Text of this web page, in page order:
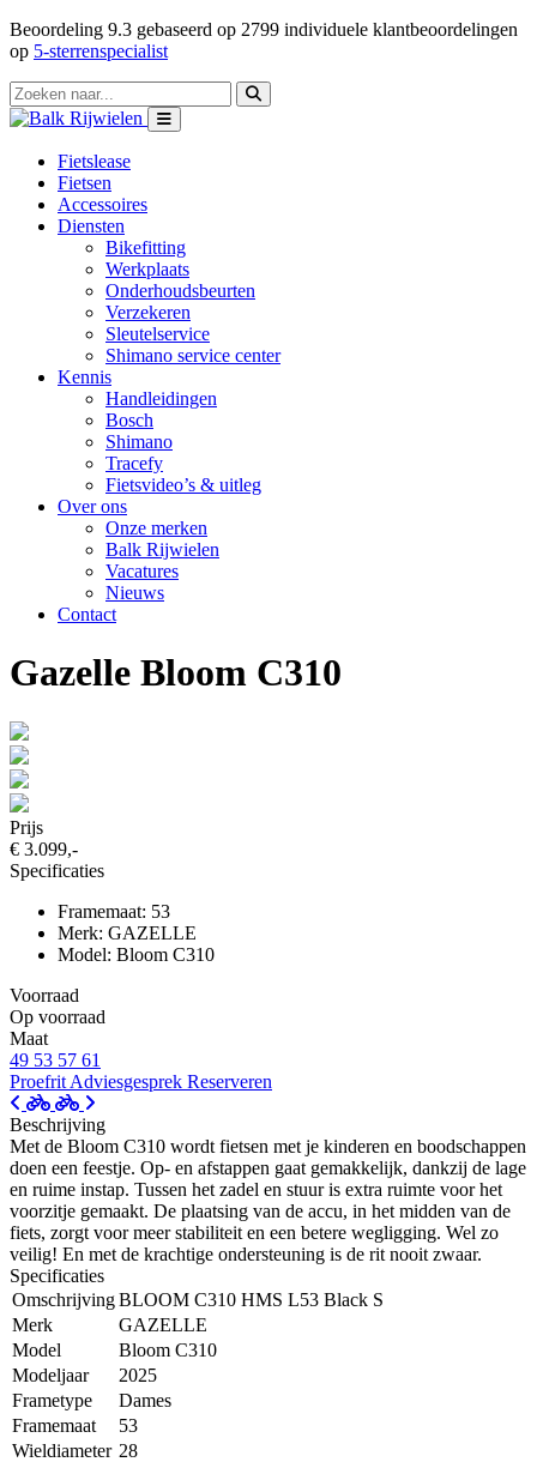
Beoordeling 9.3 gebaseerd op 2799 individuele klantbeoordelingen
op 5-sterrenspecialist
Fietslease
Fietsen
Accessoires
Diensten
Bikefitting
Werkplaats
Onderhoudsbeurten
Verzekeren
Sleutelservice
Shimano service center
Kennis
Handleidingen
Bosch
Shimano
Tracefy
Fietsvideo’s & uitleg
Over ons
Onze merken
Balk Rijwielen
Vacatures
Nieuws
Contact
Gazelle Bloom C310
Prijs
€ 3.099,-
Specificaties
Framemaat: 53
Merk: GAZELLE
Model: Bloom C310
Voorraad
Op voorraad
Maat
49 53 57 61
Proefrit Adviesgesprek Reserveren
Beschrijving
Met de Bloom C310 wordt fietsen met je kinderen en boodschappen
doen een feestje. Op- en afstappen gaat gemakkelijk, dankzij de lage
en ruime instap. Tussen het zadel en stuur is extra ruimte voor het
voorzitje gemaakt. De plaatsing van de accu, in het midden van de
fiets, zorgt voor meer stabiliteit en een betere wegligging. Wel zo
veilig! En met de krachtige ondersteuning is de rit nooit zwaar.
Specificaties
OmschrijvingBLOOM C310 HMS L53 Black S
Merk
GAZELLE
Model
Bloom C310
Modeljaar
2025
Frametype
Dames
Framemaat
53
Wieldiameter 28